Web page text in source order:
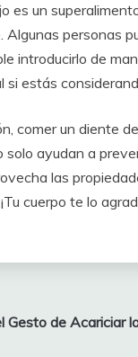
es un
Algunas personas
introducirlo de
si estás
comer un diente
solo ayudan a
las
cuerpo te lo
Gesto de Acariciar